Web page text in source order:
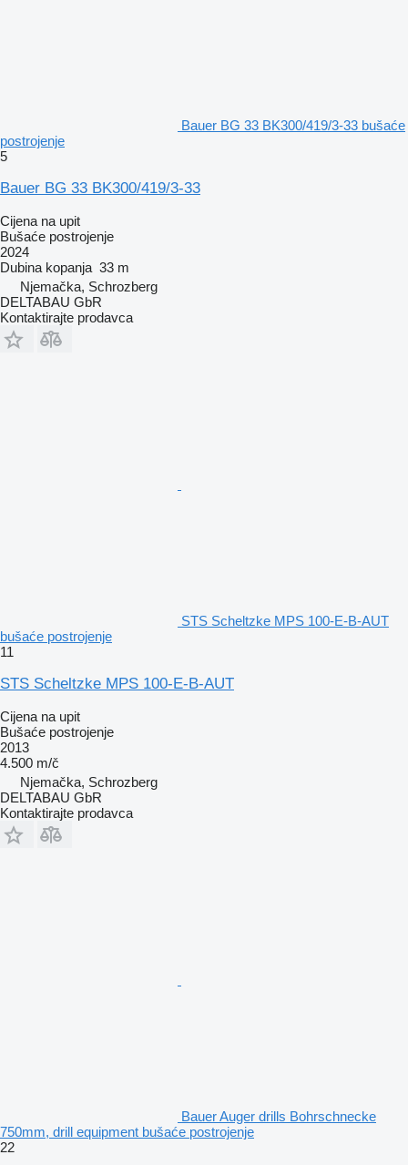
Bauer BG 33 BK300/419/3-33 bušaće
postrojenje
5
Bauer BG 33 BK300/419/3-33
Cijena na upit
Bušaće postrojenje
2024
Dubina kopanja 33 m
Njemačka, Schrozberg
DELTABAU GbR
Kontaktirajte prodavca
STS Scheltzke MPS 100-E-B-AUT
bušaće postrojenje
11
STS Scheltzke MPS 100-E-B-AUT
Cijena na upit
Bušaće postrojenje
2013
4.500 m/č
Njemačka, Schrozberg
DELTABAU GbR
Kontaktirajte prodavca
Bauer Auger drills Bohrschnecke
750mm, drill equipment bušaće postrojenje
22